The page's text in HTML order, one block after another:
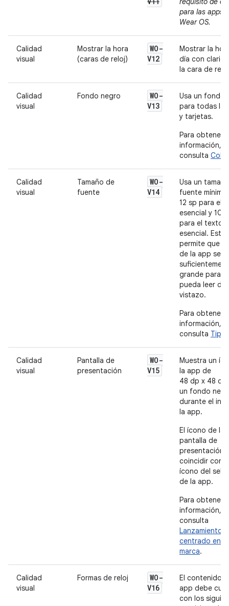
para las apps
Wear OS.
Calidad
visual
Mostrar la hora
(caras de reloj)
WO-
V12
Mostrar la
día con
la cara de reloj
Calidad
visual
Fondo negro
WO-
V13
Usa un fondo
para todas
y tarjetas.
Para obtener
información,
consulta Color
Calidad
visual
Tamaño de
fuente
WO-
V14
Usa un
fuente mínimo
12 sp para el
esencial y 10
para el texto
esencial. Esto
permite que
de la app sea
grande para
pueda leer de
vistazo.
Para obtener
información,
consulta
Calidad
visual
Pantalla de
presentación
WO-
V15
Muestra un
la app de
48 dp x 48 dp
un fondo
durante el
la app.
El ícono de la
pantalla de
presentación
coincidir con
ícono del
de la app.
Para obtener
información,
consulta
Lanzamiento
centrado en la
marca.
Calidad
visual
Formas de reloj
WO-
V16
El contenido
app debe
con los